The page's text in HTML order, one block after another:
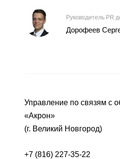
Руководитель PR
Дорофеев
Управление по связям с
«Акрон»
(г. Великий Новгород)
+7 (816) 227-35-22